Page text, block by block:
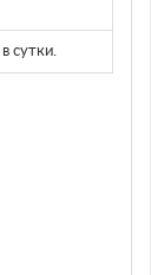
в сутки.